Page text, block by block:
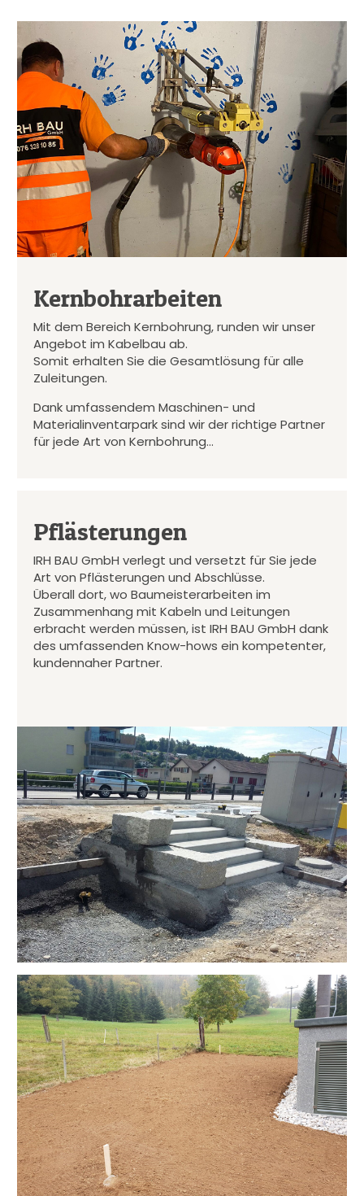
Kernbohrarbeiten
Mit dem Bereich Kernbohrung, runden wir unser
Angebot im Kabelbau ab.
Somit erhalten Sie die Gesamtlösung für alle
Zuleitungen.
Dank umfassendem Maschinen- und
Materialinventarpark sind wir der richtige Partner
für jede Art von Kernbohrung…
Pflästerungen
IRH BAU GmbH verlegt und versetzt für Sie jede
Art von Pflästerungen und Abschlüsse.
Überall dort, wo Baumeisterarbeiten im
Zusammenhang mit Kabeln und Leitungen
erbracht werden müssen, ist IRH BAU GmbH dank
des umfassenden Know-hows ein kompetenter,
kundennaher Partner.